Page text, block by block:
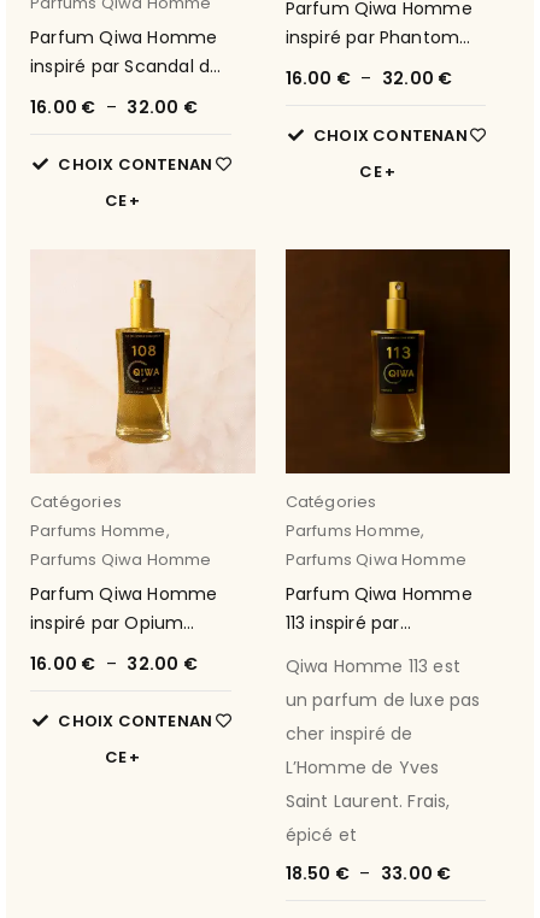
Parfum Qiwa Homme
inspiré par Scandal de
Jean-Paul Gaultier 34
16.00 € – 32.00 €
CHOIX CONTENAN
CE
Parfum Qiwa Homme
inspiré par Phantom
de Paco Rabanne 30
16.00 € – 32.00 €
CHOIX CONTENAN
CE
Catégories
Parfums Homme,
Parfums Qiwa Homme
Parfum Qiwa Homme
inspiré par Opium
Homme 108
16.00 € – 32.00 €
CHOIX CONTENAN
CE
Catégories
Parfums Homme,
Parfums Qiwa Homme
Parfum Qiwa Homme
113 inspiré par
Saint Laurent
Qiwa Homme 113 est
un parfum de luxe pas
cher inspiré de
L’Homme de Yves
Saint Laurent. Frais,
épicé et
18.50 € – 33.00 €